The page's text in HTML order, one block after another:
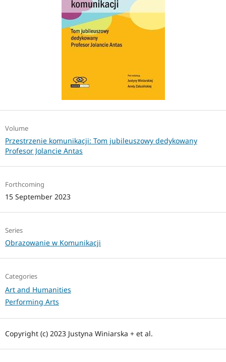
Volume
Przestrzenie komunikacji: Tom jubileuszowy dedykowany
Profesor Jolancie Antas
Forthcoming
15 September 2023
Series
Obrazowanie w Komunikacji
Categories
Art and Humanities
Performing Arts
Copyright (c) 2023 Justyna Winiarska + et al.